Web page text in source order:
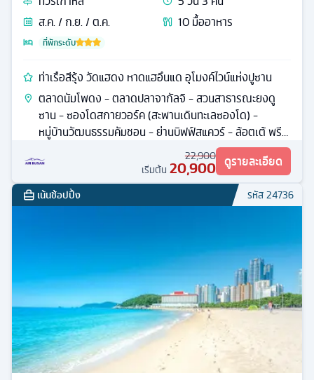
ส.ค. / ก.ย. / ต.ค.
10มื้ออาหาร
ที่พักระดับ
ท่าเรือสีรุ้ง วัดแฮดง หาดแฮอึนแด อุโมงค์ไวน์แห่งปูซาน
ตลาดนัมโพดง - ตลาดปลาจากัลจิ - สวนสาธารณะยงดู
ซาน - ซองโดสกายวอร์ค (สะพานเดินทะเลซองโด) -
หมู่บ้านวัฒนธรรมคัมชอน - ย่านบิฟฟ์สแควร์ - ล้อตเต้ พรี
22,900
เริ่มต้น 20,900 ดูรายละเอียด
เน้นช้อปปิ้ง รหัส24736